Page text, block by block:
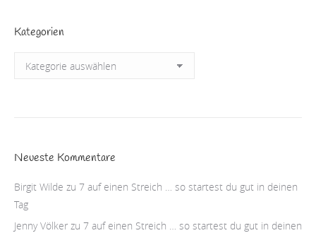
Kategorien
Kategorien
Neueste Kommentare
Birgit Wilde zu 7 auf einen Streich … so startest du gut in deinen
Tag
Jenny Völker zu 7 auf einen Streich … so startest du gut in deinen